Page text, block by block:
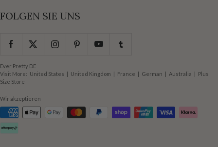
FOLGEN SIE UNS
Ever Pretty DE
Visit More: United States United Kingdom France German Australia
Plus
Size Store
Wir akzeptieren